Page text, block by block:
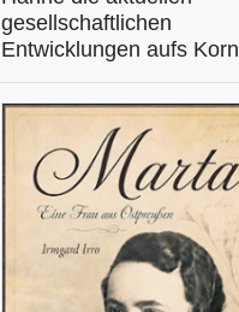
gesellschaftlichen
Entwicklungen aufs Korn